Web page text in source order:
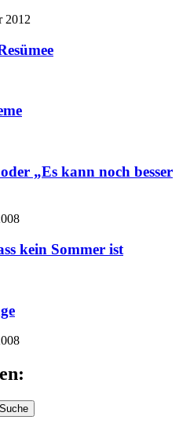
2012
„Es kann noch besser
kein Sommer ist
Suche